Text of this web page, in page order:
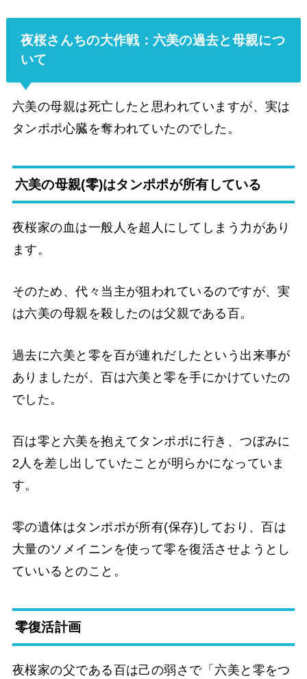
夜桜さんちの大作戦：六美の過去と母親につ
いて
六美の母親は死亡したと思われていますが、実は
タンポポ心臓を奪われていたのでした。
六美の母親(零)はタンポポが所有している
夜桜家の血は一般人を超人にしてしまう力があり
ます。
そのため、代々当主が狙われているのですが、実
は六美の母親を殺したのは父親である百。
過去に六美と零を百が連れだしたという出来事が
ありましたが、百は六美と零を手にかけていたの
でした。
百は零と六美を抱えてタンポポに行き、つぼみに
2人を差し出していたことが明らかになっていま
す。
零の遺体はタンポポが所有(保存)しており、百は
大量のソメイニンを使って零を復活させようとし
ていいるとのこと。
零復活計画
夜桜家の父である百は己の弱さで「六美と零をつ